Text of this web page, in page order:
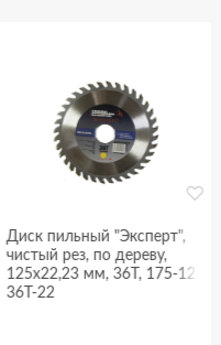
Диск пильный "Эксперт",
чистый рез, по дереву,
125х22,23 мм, 36Т, 175-125-
36Т-22